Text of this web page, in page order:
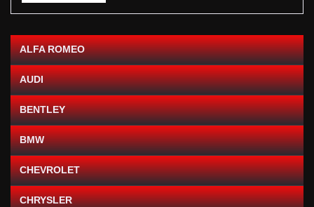
ALFA ROMEO
AUDI
BENTLEY
BMW
CHEVROLET
CHRYSLER